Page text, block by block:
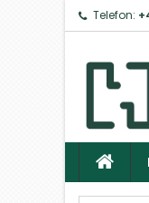
Telefon: